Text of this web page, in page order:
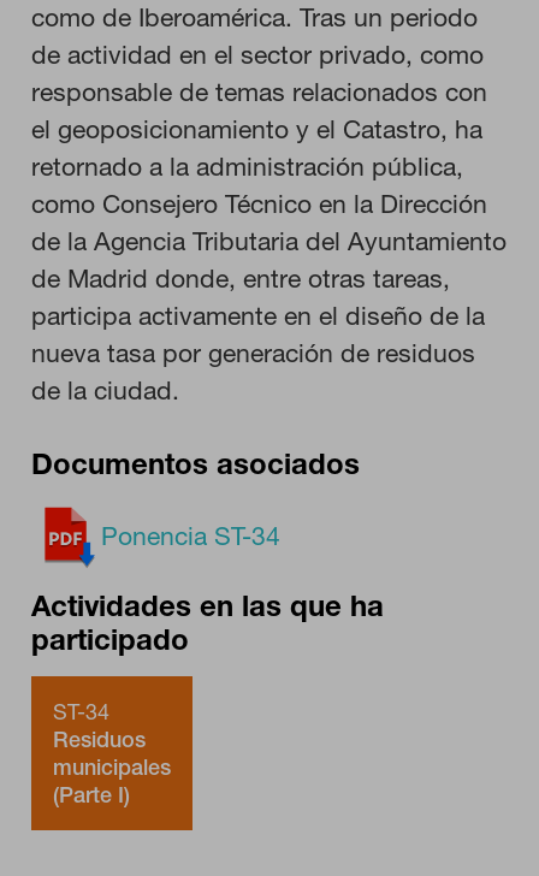
como de Iberoamérica. Tras un periodo
de actividad en el sector privado, como
responsable de temas relacionados con
el geoposicionamiento y el Catastro, ha
retornado a la administración pública,
como Consejero Técnico en la Dirección
de la Agencia Tributaria del Ayuntamiento
de Madrid donde, entre otras tareas,
participa activamente en el diseño de la
nueva tasa por generación de residuos
de la ciudad.
Documentos asociados
Ponencia ST-34
Actividades en las que ha
participado
ST-34
Residuos
municipales
(Parte I)
Estas cookies son necesarias para que el sitio web funcione y
no se pueden desactivar en nuestros sistemas. Puede
configurar su navegador para bloquear o alertar sobre estas
cookies, pero alguna áreas del sitio no funcionarán. Estas
cookies no almacenan ninguna información de identificación
personal.
Cookies de rendimiento
Estas cookies nos permiten contar las visitas y fuentes de
tráfico para poder evaluar el rendimiento de nuestro sitio y
mejorarlo. Nos ayudan a saber qué páginas son las más o
menos visitadas, y cómo los visitantes navegan por el sitio.
Toda la información que recogen estas cookies es agregada y,
por lo tanto, es anónima.
GUARDAR CONFIGURACIÓN
Puedes volver a configurar tus cookies desde la sección "Configuración
de cookies" al pie de la página. También puedes consultar nuestra